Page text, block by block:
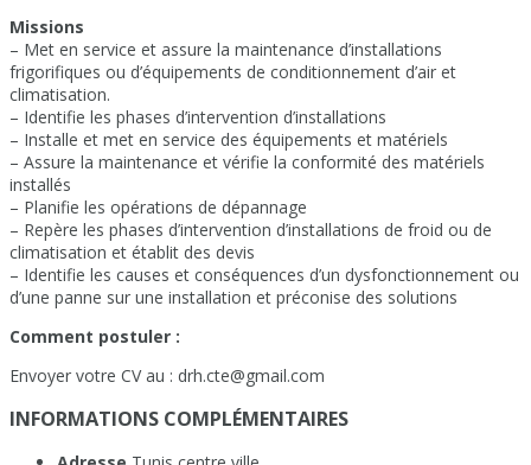
Missions
– Met en service et assure la maintenance d’installations
frigorifiques ou d’équipements de conditionnement d’air et
climatisation.
– Identifie les phases d’intervention d’installations
– Installe et met en service des équipements et matériels
– Assure la maintenance et vérifie la conformité des matériels
installés
– Planifie les opérations de dépannage
– Repère les phases d’intervention d’installations de froid ou de
climatisation et établit des devis
– Identifie les causes et conséquences d’un dysfonctionnement ou
d’une panne sur une installation et préconise des solutions
Comment postuler :
Envoyer votre CV au : drh.cte@gmail.com
INFORMATIONS COMPLÉMENTAIRES